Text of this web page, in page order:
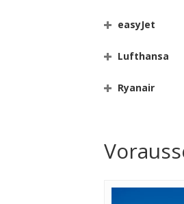
easyJet
Lufthansa
Ryanair